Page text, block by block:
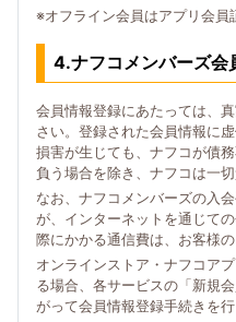
※オフライン会員はアプリ会員
4.ナフコメンバーズ会
会員情報登録にあたっては、
さい。登録された会員情報に
損害が生じても、ナフコが債
負う場合を除き、ナフコは一切
なお、ナフコメンバーズの入
が、インターネットを通じて
際にかかる通信費は、お客様の
オンラインストア・ナフコア
る場合、各サービスの「新規
がって会員情報登録手続きを行